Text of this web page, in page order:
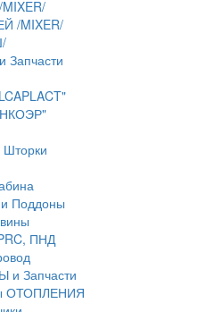
/MIXER/
Поддоны
ПНД
и Запчасти
ОТОПЛЕНИЯ